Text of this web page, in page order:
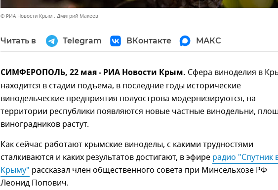
© РИА Новости Крым . Дмитрий Макеев
Читать в Telegram ВКонтакте МАКС
СИМФЕРОПОЛЬ, 22 мая - РИА Новости Крым. Сфера виноделия в
находится в стадии подъема, в последние годы исторические
винодельческие предприятия полуострова модернизируются, на
территории республики появляются новые частные винодельни,
виноградников растут.
Как сейчас работают крымские виноделы, с какими трудностями
сталкиваются и каких результатов достигают, в эфире радио "Спутник
Крыму" рассказал член общественного совета при Минсельхозе РФ
Леонид Попович.